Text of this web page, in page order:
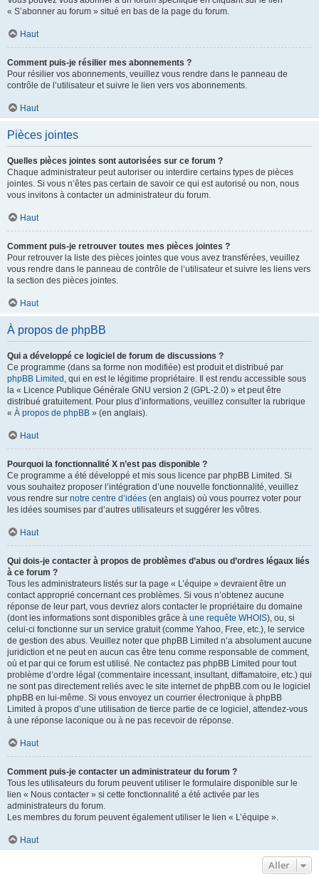
« S’abonner au forum » situé en bas de la page du forum.
Haut
Comment puis-je résilier mes abonnements ?
Pour résilier vos abonnements, veuillez vous rendre dans le panneau de
contrôle de l’utilisateur et suivre le lien vers vos abonnements.
Haut
Pièces jointes
Quelles pièces jointes sont autorisées sur ce forum ?
Chaque administrateur peut autoriser ou interdire certains types de pièces
jointes. Si vous n’êtes pas certain de savoir ce qui est autorisé ou non, nous
vous invitons à contacter un administrateur du forum.
Haut
Comment puis-je retrouver toutes mes pièces jointes ?
Pour retrouver la liste des pièces jointes que vous avez transférées, veuillez
vous rendre dans le panneau de contrôle de l’utilisateur et suivre les liens vers
la section des pièces jointes.
Haut
À propos de phpBB
Qui a développé ce logiciel de forum de discussions ?
Ce programme (dans sa forme non modifiée) est produit et distribué par
phpBB Limited , qui en est le légitime propriétaire. Il est rendu accessible sous
la « Licence Publique Générale GNU version 2 (GPL-2.0) » et peut être
distribué gratuitement. Pour plus d’informations, veuillez consulter la rubrique
« À propos de phpBB » (en anglais).
Haut
Pourquoi la fonctionnalité X n’est pas disponible ?
Ce programme a été développé et mis sous licence par phpBB Limited. Si
vous souhaitez proposer l’intégration d’une nouvelle fonctionnalité, veuillez
vous rendre sur notre centre d’idées (en anglais) où vous pourrez voter pour
les idées soumises par d’autres utilisateurs et suggérer les vôtres.
Haut
Qui dois-je contacter à propos de problèmes d’abus ou d’ordres légaux liés
à ce forum ?
Tous les administrateurs listés sur la page « L’équipe » devraient être un
contact approprié concernant ces problèmes. Si vous n’obtenez aucune
réponse de leur part, vous devriez alors contacter le propriétaire du domaine
(dont les informations sont disponibles grâce à une requête WHOIS), ou, si
celui-ci fonctionne sur un service gratuit (comme Yahoo, Free, etc.), le service
de gestion des abus. Veuillez noter que phpBB Limited n’a absolument aucune
juridiction et ne peut en aucun cas être tenu comme responsable de comment,
où et par qui ce forum est utilisé. Ne contactez pas phpBB Limited pour tout
problème d’ordre légal (commentaire incessant, insultant, diffamatoire, etc.) qui
ne sont pas directement reliés avec le site internet de phpBB.com ou le logiciel
phpBB en lui-même. Si vous envoyez un courrier électronique à phpBB
Limited à propos d’une utilisation de tierce partie de ce logiciel, attendez-vous
à une réponse laconique ou à ne pas recevoir de réponse.
Haut
Comment puis-je contacter un administrateur du forum ?
Tous les utilisateurs du forum peuvent utiliser le formulaire disponible sur le
lien « Nous contacter » si cette fonctionnalité a été activée par les
administrateurs du forum.
Les membres du forum peuvent également utiliser le lien « L’équipe ».
Haut
Aller